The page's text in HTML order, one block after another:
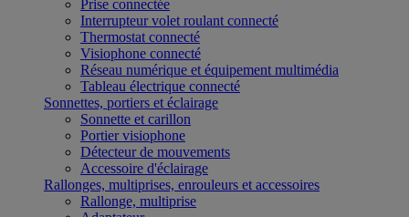
Prise connectée
Interrupteur volet roulant connecté
Thermostat connecté
Visiophone connecté
Réseau numérique et équipement multimédia
Tableau électrique connecté
Sonnettes, portiers et éclairage
Sonnette et carillon
Portier visiophone
Détecteur de mouvements
Accessoire d'éclairage
Rallonges, multiprises, enrouleurs et accessoires
Rallonge, multiprise